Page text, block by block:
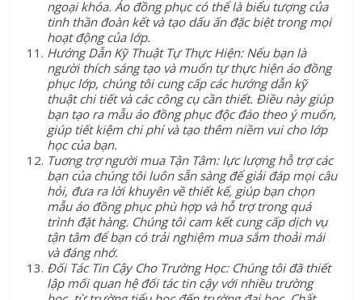
ngoại khóa. Áo đồng phục có thể là biểu tượng của
tinh thần đoàn kết và tạo dấu ấn đặc biệt trong mọi
hoạt động của lớp.
Hướng Dẫn Kỹ Thuật Tự Thực Hiện: Nếu bạn là
người thích sáng tạo và muốn tự thực hiện áo đồng
phục lớp, chúng tôi cung cấp các hướng dẫn kỹ
thuật chi tiết và các công cụ cần thiết. Điều này giúp
bạn tạo ra mẫu áo đồng phục độc đáo theo ý muốn,
giúp tiết kiệm chi phí và tạo thêm niềm vui cho lớp
học của bạn.
Tuơng trợ người mua Tận Tâm: lực lượng hỗ trợ các
bạn của chúng tôi luôn sẵn sàng để giải đáp mọi câu
hỏi, đưa ra lời khuyên về thiết kế, giúp bạn chọn
mẫu áo đồng phục phù hợp và hỗ trợ trong quá
trình đặt hàng. Chúng tôi cam kết cung cấp dịch vụ
tận tâm để bạn có trải nghiệm mua sắm thoải mái
và đáng nhớ.
Đối Tác Tin Cậy Cho Trường Học: Chúng tôi đã thiết
lập mối quan hệ đối tác tin cậy với nhiều trường